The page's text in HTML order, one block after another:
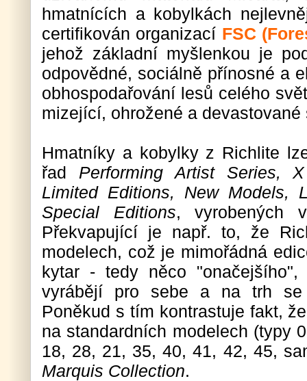
hmatnících a kobylkách
certifikován organizací FSC
jehož základní myšlenkou je
odpovědné, sociálně přínosné a
obhospodařování lesů celého
mizející, ohrožené a devastované
Hmatníky a kobylky z Richlite
řad Performing Artist Series,
Limited Editions, New Models,
Special Editions, vyrobených
Překvapující je např. to, že
modelech, což je mimořádná
kytar - tedy něco
vyrábějí pro sebe a na trh se
Poněkud s tím kontrastuje fakt,
na standardních modelech (typy
18, 28, 21, 35, 40, 41, 42, 45,
Marquis Collection.